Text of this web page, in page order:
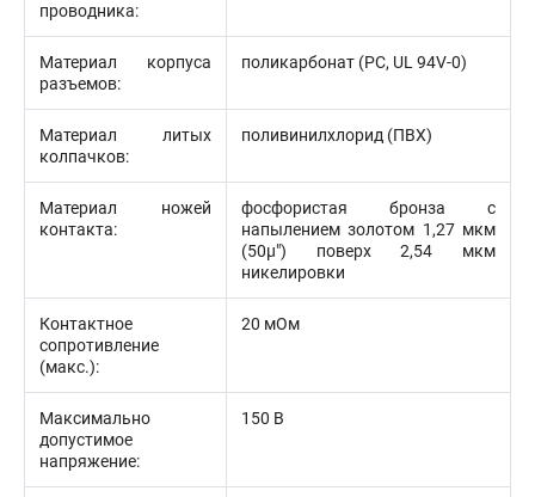
проводника:
Материал корпуса
разъемов:
поликарбонат (PC, UL 94V-0)
Материал литых
колпачков:
поливинилхлорид (ПВХ)
Материал ножей
контакта:
фосфористая бронза с
напылением золотом 1,27 мкм
(50µ") поверх 2,54 мкм
никелировки
Контактное
сопротивление
(макс.):
20 мОм
Максимально
допустимое
напряжение:
150 В